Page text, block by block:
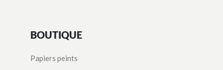
BOUTIQUE
Papiers peints